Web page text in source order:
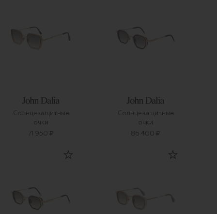
Солнцезащитные
очки
71 950 ₽
Солнцезащитные
очки
86 400 ₽